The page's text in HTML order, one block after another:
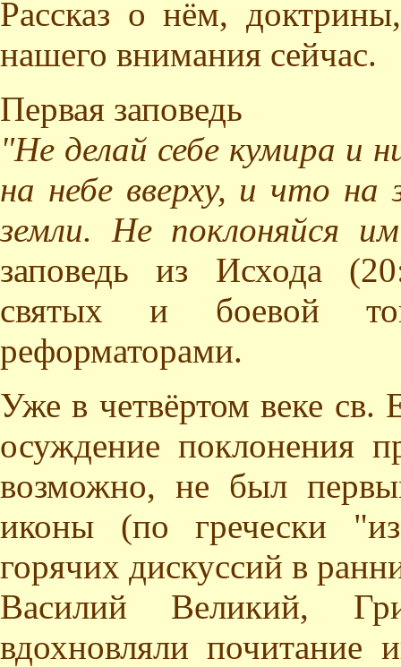
Рассказ о нём,
нашего внимания сейчас.
Первая заповедь
"Не делай себе кумира и
на небе вверху, и что на
земли. Не поклоняйся
заповедь из Исхода
святых и боевой
реформаторами.
Уже в четвёртом веке
осуждение поклонения
возможно, не был
иконы (по гречески
горячих дискуссий в
Василий Великий,
вдохновляли почитание